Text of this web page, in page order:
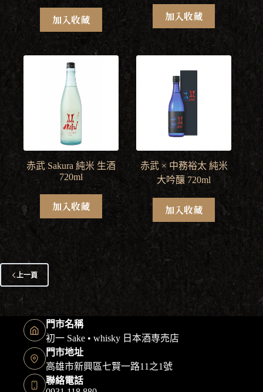
加入收藏 加入收藏
赤武 Sakura 純米 生酒
720ml
加入收藏
赤武 × 中務裕太 純米
大吟釀 720ml
加入收藏
上一頁
門市名稱
初一 Sake • whisky 日本酒専売店
門市地址
高雄市新興區七賢一路11之1號
聯絡電話